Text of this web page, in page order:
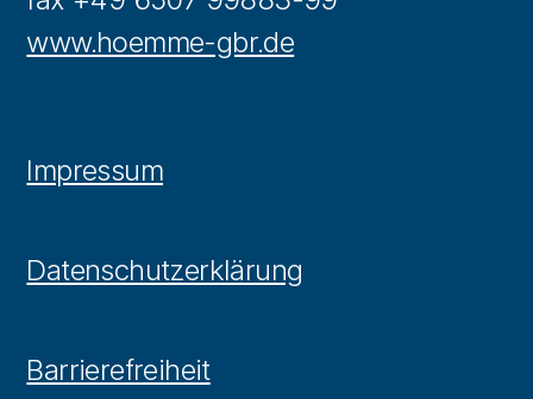
www.hoemme-gbr.de
Impressum
Datenschutzerklärung
Barrierefreiheit